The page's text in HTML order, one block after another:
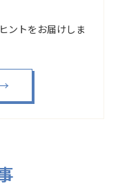
ントをお届けしま